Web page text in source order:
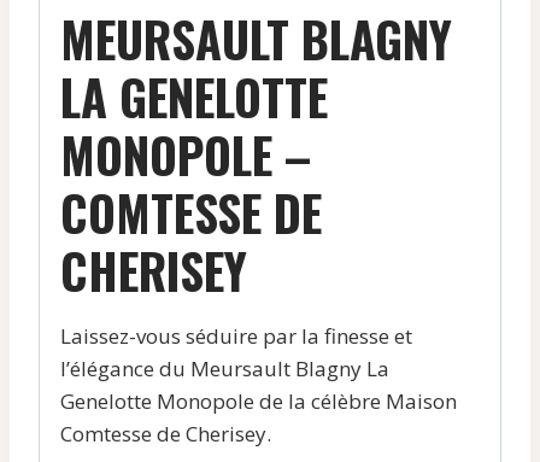
MEURSAULT BLAGNY
LA GENELOTTE
MONOPOLE –
COMTESSE DE
CHERISEY
Laissez-vous séduire par la finesse et
l’élégance du Meursault Blagny La
Genelotte Monopole de la célèbre Maison
Comtesse de Cherisey.